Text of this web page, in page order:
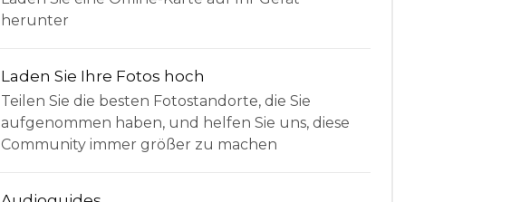
herunter
Laden Sie Ihre Fotos hoch
Teilen Sie die besten Fotostandorte, die Sie
aufgenommen haben, und helfen Sie uns, diese
Community immer größer zu machen